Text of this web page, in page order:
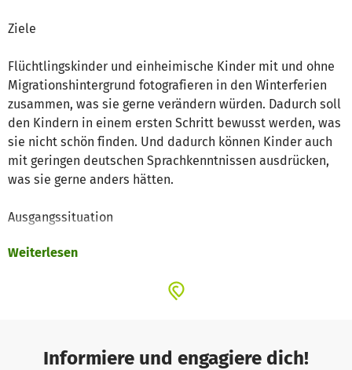
Ziele
Flüchtlingskinder und einheimische Kinder mit und ohne
Migrationshintergrund fotografieren in den Winterferien
zusammen, was sie gerne verändern würden. Dadurch soll
den Kindern in einem ersten Schritt bewusst werden, was
sie nicht schön finden. Und dadurch können Kinder auch
mit geringen deutschen Sprachkenntnissen ausdrücken,
was sie gerne anders hätten.
Ausgangssituation
In einem Pilot-Workshop in den Berliner Osterferien
Lebenssituation im Asylwohnheim. Ein Heimbewohner-
umgesetzt werden.
Weiterlesen
Informiere und engagiere dich!